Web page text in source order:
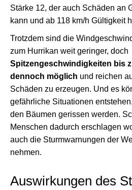
Stärke 12, der auch Schäden an
kann und ab 118 km/h Gültigkeit
Trotzdem sind die
zum Hurrikan weit geringer, doch
Spitzengeschwindigkeiten bis
dennoch möglich und reichen
Schäden zu erzeugen. Und es
gefährliche Situationen
den Bäumen gerissen werden.
Menschen dadurch erschlagen
auch die Sturmwarnungen der
nehmen.
Auswirkungen des